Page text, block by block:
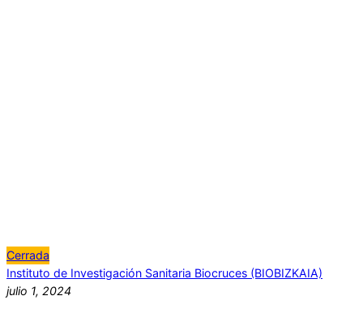
Cerrada
Instituto de Investigación Sanitaria Biocruces (BIOBIZKAIA)
julio 1, 2024